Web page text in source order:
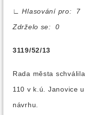
∟
Hlasování
Zdrželo se: 0
3119/52/13
Rada města
110 v k.ú. Janovice
návrhu.